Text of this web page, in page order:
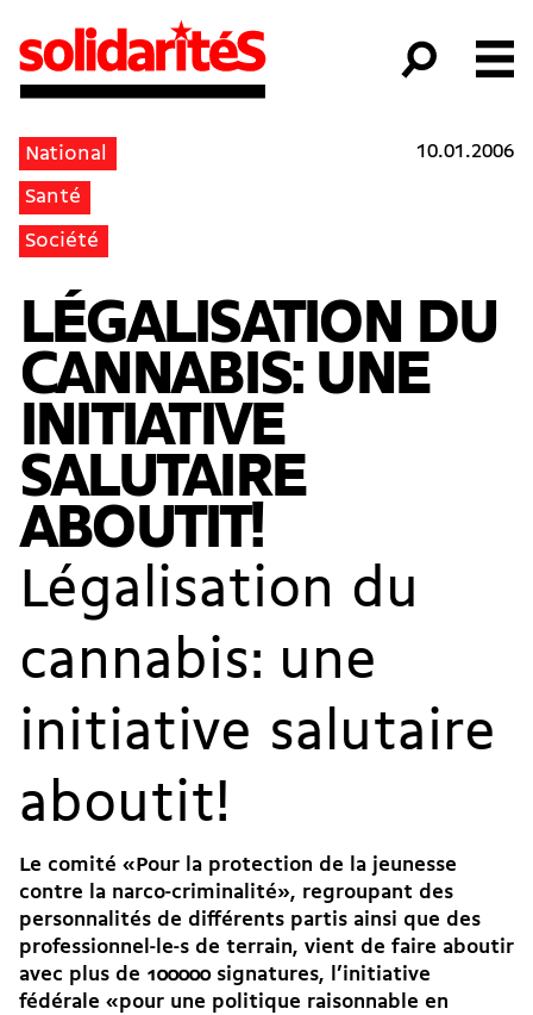
National
Santé
Société
10.01.2006
LÉGALISATION DU
CANNABIS: UNE
INITIATIVE
SALUTAIRE
ABOUTIT!
Légalisation du
cannabis: une
initiative salutaire
aboutit!
Le comité «Pour la protection de la jeunesse
contre la narco-criminalité», regroupant des
personnalités de différents partis ainsi que des
professionnel-le-s de terrain, vient de faire aboutir
avec plus de 100000 signatures, l’initiative
fédérale «pour une politique raisonnable en